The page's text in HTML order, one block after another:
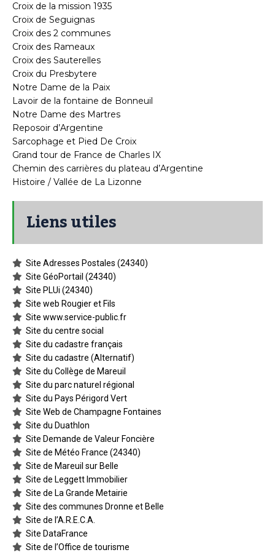
Croix de la mission 1935
Croix de Seguignas
Croix des 2 communes
Croix des Rameaux
Croix des Sauterelles
Croix du Presbytere
Notre Dame de la Paix
Lavoir de la fontaine de Bonneuil
Notre Dame des Martres
Reposoir d’Argentine
Sarcophage et Pied De Croix
Grand tour de France de Charles IX
Chemin des carrières du plateau d’Argentine
Histoire / Vallée de La Lizonne
Liens utiles
Site Adresses Postales (24340)
Site GéoPortail (24340)
Site PLUi (24340)
Site web Rougier et Fils
Site www.service-public.fr
Site du centre social
Site du cadastre français
Site du cadastre (Alternatif)
Site du Collège de Mareuil
Site du parc naturel régional
Site du Pays Périgord Vert
Site Web de Champagne Fontaines
Site du Duathlon
Site Demande de Valeur Foncière
Site de Météo France (24340)
Site de Mareuil sur Belle
Site de Leggett Immobilier
Site de La Grande Metairie
Site des communes Dronne et Belle
Site de l’A.R.E.C.A.
Site DataFrance
Site de l’Office de tourisme